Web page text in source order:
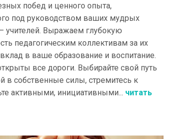
побед и ценного опыта,
под руководством ваших мудрых
учителей. Выражаем глубокую
педагогическим коллективам за их
в ваше образование и воспитание.
все дороги. Выбирайте свой путь
в собственные силы, стремитесь к
активными, инициативными... читать